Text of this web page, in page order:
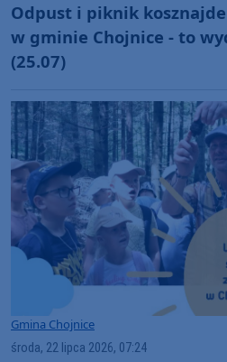
Odpust i piknik
w gminie Chojnice - to
(25.07)
Gmina Chojnice
środa, 22 lipca 2026, 07:24